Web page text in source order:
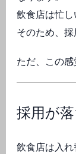
飲食店は忙し
そのため、
ただ、この
採用が
飲食店は入れ